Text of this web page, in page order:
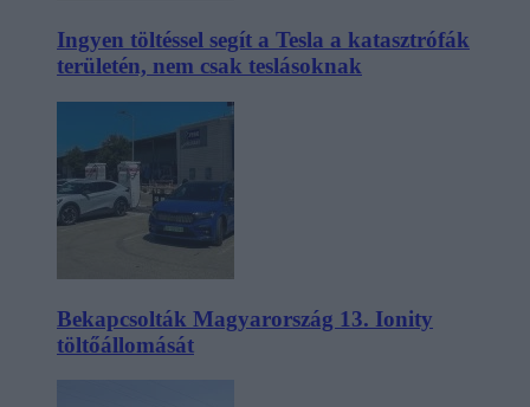
Ingyen töltéssel segít a Tesla a katasztrófák
területén, nem csak teslásoknak
Bekapcsolták Magyarország 13. Ionity
töltőállomását